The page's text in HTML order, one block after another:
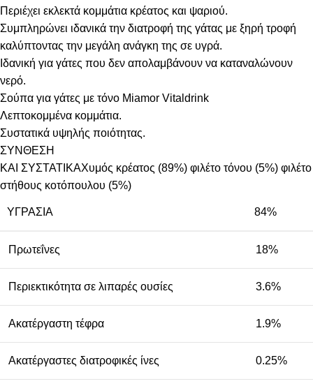
Περιέχει εκλεκτά κομμάτια κρέατος και ψαριού.
Συμπληρώνει ιδανικά την διατροφή της γάτας με ξηρή τροφή
καλύπτοντας την μεγάλη ανάγκη της σε υγρά.
Ιδανική για γάτες που δεν απολαμβάνουν να καταναλώνουν
νερό.
Σούπα για γάτες με τόνο Miamor Vitaldrink
Λεπτοκομμένα κομμάτια.
Συστατικά υψηλής ποιότητας.
ΣΥΝΘΕΣΗ
ΚΑΙ ΣΥΣΤΑΤΙΚΑΧυμός κρέατος (89%) φιλέτο τόνου (5%) φιλέτο
στήθους κοτόπουλου (5%)
ΥΓΡΑΣΊΑ 84%
Πρωτεΐνες 18%
Περιεκτικότητα σε λιπαρές ουσίες 3.6%
Ακατέργαστη τέφρα 1.9%
Ακατέργαστες διατροφικές ίνες 0.25%